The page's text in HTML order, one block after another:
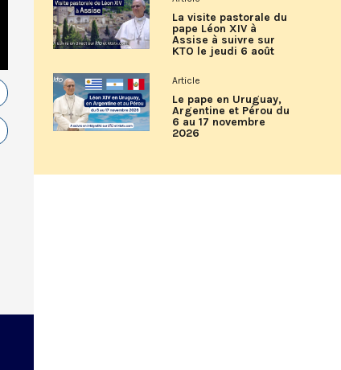
La visite pastorale du
pape Léon XIV à
Assise à suivre sur
KTO le jeudi 6 août
Article
Le pape en Uruguay,
Argentine et Pérou du
6 au 17 novembre
2026